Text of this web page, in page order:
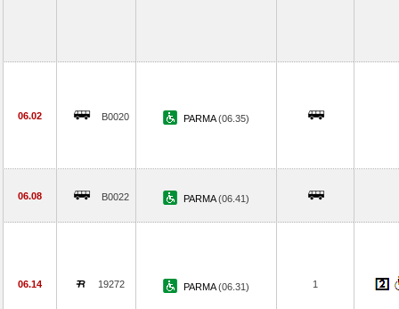
06.02 B0020 PARMA(06.35)
06.08 B0022 PARMA(06.41)
06.14 19272 PARMA(06.31) 1